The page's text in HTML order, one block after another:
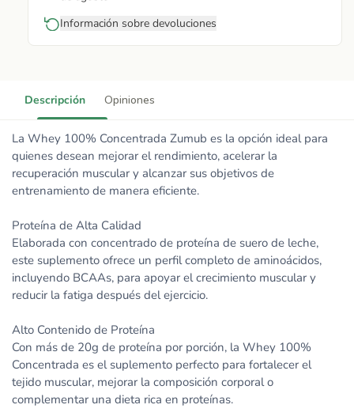
Información sobre devoluciones
Descripción Opiniones
La Whey 100% Concentrada Zumub es la opción ideal para
quienes desean mejorar el rendimiento, acelerar la
recuperación muscular y alcanzar sus objetivos de
entrenamiento de manera eficiente.
Proteína de Alta Calidad
Elaborada con concentrado de proteína de suero de leche,
este suplemento ofrece un perfil completo de aminoácidos,
incluyendo BCAAs, para apoyar el crecimiento muscular y
reducir la fatiga después del ejercicio.
Alto Contenido de Proteína
Con más de 20g de proteína por porción, la Whey 100%
Concentrada es el suplemento perfecto para fortalecer el
tejido muscular, mejorar la composición corporal o
complementar una dieta rica en proteínas.